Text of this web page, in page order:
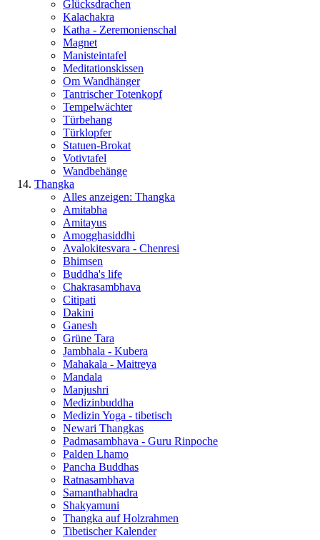
Glücksdrachen
Kalachakra
Katha - Zeremonienschal
Magnet
Manisteintafel
Meditationskissen
Om Wandhänger
Tantrischer Totenkopf
Tempelwächter
Türbehang
Türklopfer
Statuen-Brokat
Votivtafel
Wandbehänge
Thangka
Alles anzeigen: Thangka
Amitabha
Amitayus
Amogghasiddhi
Avalokitesvara - Chenresi
Bhimsen
Buddha's life
Chakrasambhava
Citipati
Dakini
Ganesh
Grüne Tara
Jambhala - Kubera
Mahakala - Maitreya
Mandala
Manjushri
Medizinbuddha
Medizin Yoga - tibetisch
Newari Thangkas
Padmasambhava - Guru Rinpoche
Palden Lhamo
Pancha Buddhas
Ratnasambhava
Samanthabhadra
Shakyamuni
Thangka auf Holzrahmen
Tibetischer Kalender